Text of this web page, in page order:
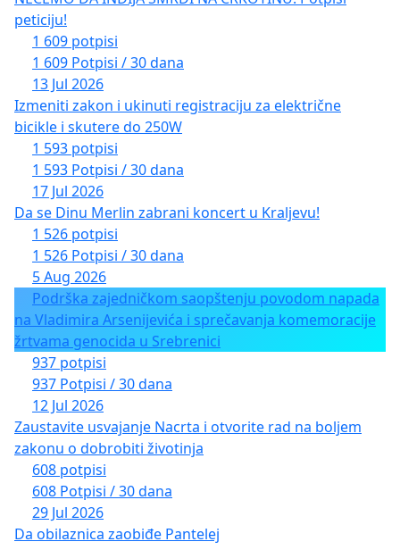
peticiju!
1 609 potpisi
1 609 Potpisi / 30 dana
13 Jul 2026
Izmeniti zakon i ukinuti registraciju za električne
bicikle i skutere do 250W
1 593 potpisi
1 593 Potpisi / 30 dana
17 Jul 2026
Da se Dinu Merlin zabrani koncert u Kraljevu!
1 526 potpisi
1 526 Potpisi / 30 dana
5 Aug 2026
Podrška zajedničkom saopštenju povodom napada
na Vladimira Arsenijevića i sprečavanja komemoracije
žrtvama genocida u Srebrenici
937 potpisi
937 Potpisi / 30 dana
12 Jul 2026
Zaustavite usvajanje Nacrta i otvorite rad na boljem
zakonu o dobrobiti životinja
608 potpisi
608 Potpisi / 30 dana
29 Jul 2026
Da obilaznica zaobiđe Pantelej